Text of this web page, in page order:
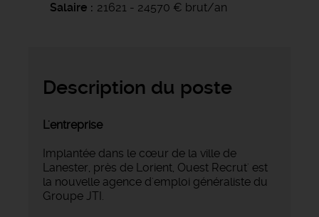
Salaire
21621 - 24570 € brut/an
Description du poste
L'entreprise
Implantée dans le cœur de la ville de
Lanester, près de Lorient, Ouest Recrut' est
la nouvelle agence d'emploi généraliste du
Groupe JTI.